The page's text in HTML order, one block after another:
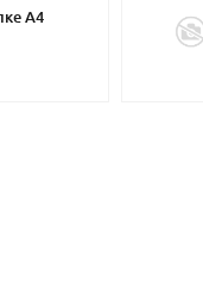
А4